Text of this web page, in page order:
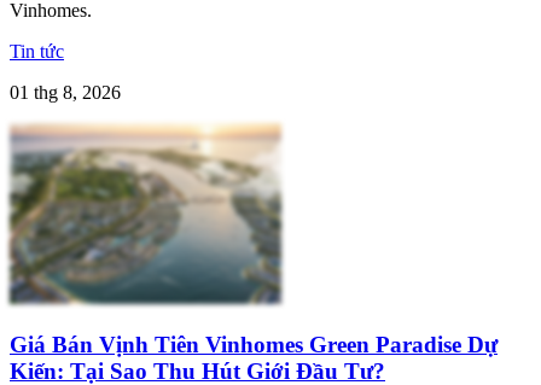
Vinhomes.
Tin tức
01 thg 8, 2026
Giá Bán Vịnh Tiên Vinhomes Green Paradise Dự
Kiến: Tại Sao Thu Hút Giới Đầu Tư?